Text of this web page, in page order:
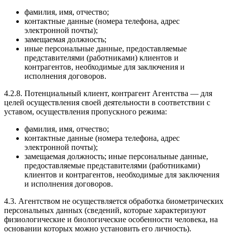
фамилия, имя, отчество;
контактные данные (номера телефона, адрес
электронной почты);
замещаемая должность;
иные персональные данные, предоставляемые
представителями (работниками) клиентов и
контрагентов, необходимые для заключения и
исполнения договоров.
4.2.8. Потенциальный клиент, контрагент Агентства — для
целей осуществления своей деятельности в соответствии с
уставом, осуществления пропускного режима:
фамилия, имя, отчество;
контактные данные (номера телефона, адрес
электронной почты);
замещаемая должность; иные персональные данные,
предоставляемые представителями (работниками)
клиентов и контрагентов, необходимые для заключения
и исполнения договоров.
4.3. Агентством не осуществляется обработка биометрических
персональных данных (сведений, которые характеризуют
физиологические и биологические особенности человека, на
основании которых можно установить его личность).